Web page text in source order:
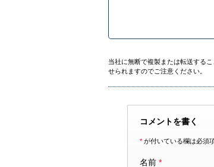
当社に無断で複製または転送する
せられますのでご注意ください。
コメントを書く
*が付いている欄は必須
名前 *